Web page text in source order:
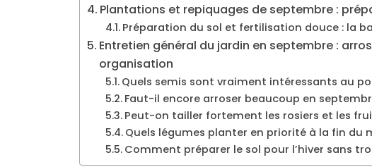
Plantations et repiquages de septembre :
Préparation du sol et fertilisation douce : la
Entretien général du jardin en septembre :
organisation
Quels semis sont vraiment intéressants au
Faut-il encore arroser beaucoup en
Peut-on tailler fortement les rosiers et les
Quels légumes planter en priorité à la fin du
Comment préparer le sol pour l’hiver sans